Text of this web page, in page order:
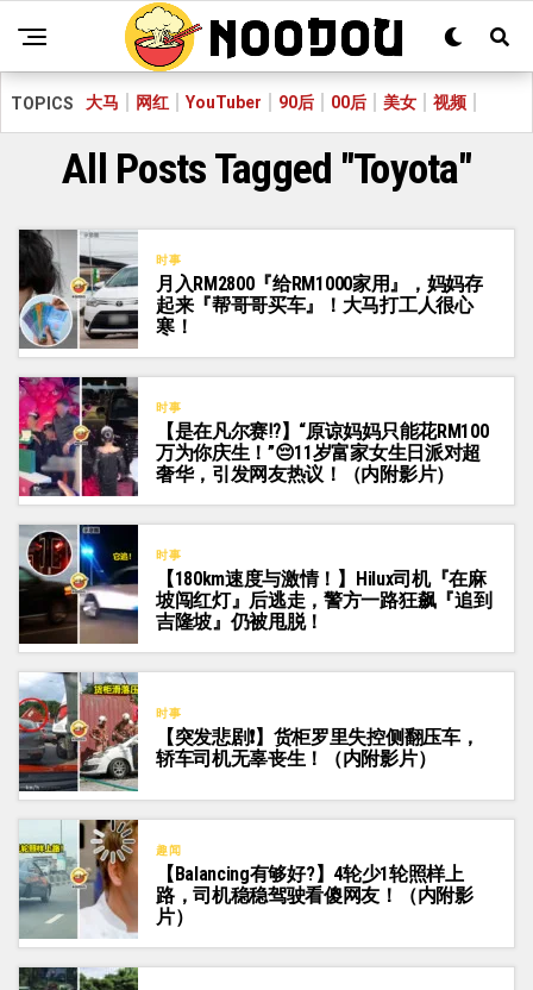
TOPICS 大马 网红 YouTuber 90后 00后 美女 视频
All Posts Tagged "Toyota"
时事
月入RM2800『给RM1000家用』，妈妈存
起来『帮哥哥买车』！大马打工人很心
寒！
时事
【是在凡尔赛⁉️】“原谅妈妈只能花RM100
万为你庆生！”😔11岁富家女生日派对超
奢华，引发网友热议！（内附影片）
时事
【180km速度与激情！】Hilux司机『在麻
坡闯红灯』后逃走，警方一路狂飙『追到
吉隆坡』仍被甩脱！
时事
【突发悲剧❗】货柜罗里失控侧翻压车，
轿车司机无辜丧生！（内附影片）
趣闻
【Balancing有够好?】4轮少1轮照样上
路，司机稳稳驾驶看傻网友！（内附影
片）